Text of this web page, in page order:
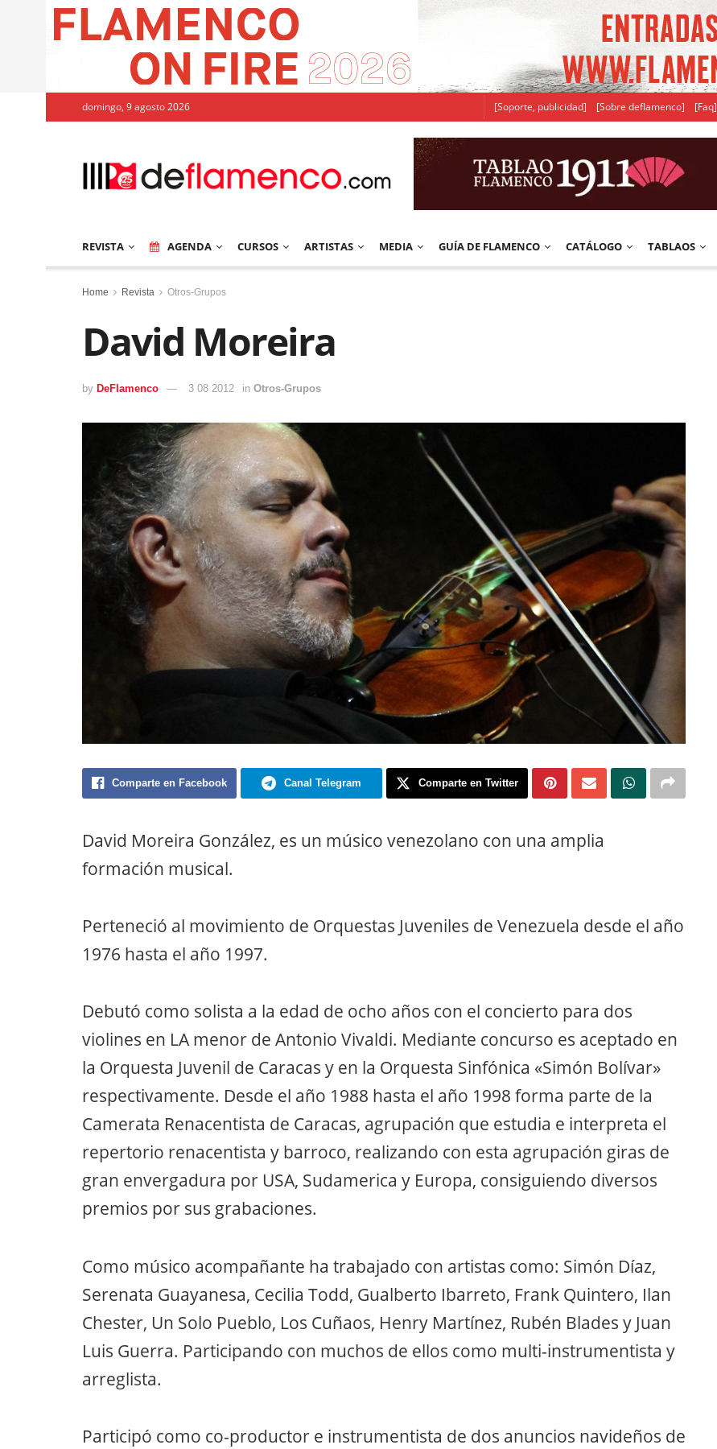
domingo, 9 agosto 2026 [Soporte, publicidad] [Sobre deflamenco] [Faq]
REVISTA AGENDA CURSOS ARTISTAS MEDIA GUÍA DE FLAMENCO CATÁLOGO TABLAOS
Home Revista Otros-Grupos
David Moreira
by DeFlamenco 3 08 2012 in Otros-Grupos
Comparte en Facebook Canal Telegram Comparte en Twitter
David Moreira González, es un músico venezolano con una amplia
formación musical.
Perteneció al movimiento de Orquestas Juveniles de Venezuela desde el año
1976 hasta el año 1997.
Debutó como solista a la edad de ocho años con el concierto para dos
violines en LA menor de Antonio Vivaldi. Mediante concurso es aceptado en
la Orquesta Juvenil de Caracas y en la Orquesta Sinfónica «Simón Bolívar»
respectivamente. Desde el año 1988 hasta el año 1998 forma parte de la
Camerata Renacentista de Caracas, agrupación que estudia e interpreta el
repertorio renacentista y barroco, realizando con esta agrupación giras de
gran envergadura por USA, Sudamerica y Europa, consiguiendo diversos
premios por sus grabaciones.
Como músico acompañante ha trabajado con artistas como: Simón Díaz,
Serenata Guayanesa, Cecilia Todd, Gualberto Ibarreto, Frank Quintero, Ilan
Chester, Un Solo Pueblo, Los Cuñaos, Henry Martínez, Rubén Blades y Juan
Luis Guerra. Participando con muchos de ellos como multi-instrumentista y
arreglista.
Participó como co-productor e instrumentista de dos anuncios navideños de